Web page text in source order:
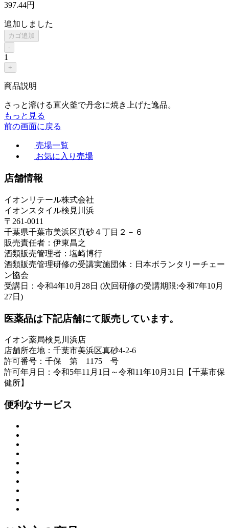
397.44円
追加しました
カゴ追加
-
1
+
商品説明
さっと溶ける直火釜で丹念に焼き上げた逸品。
もっと見る
前の画面に戻る
売場一覧
お気に入り売場
店舗情報
イオンリテール株式会社
イオンスタイル検見川浜
〒261-0011
千葉県千葉市美浜区真砂４丁目２－６
販売責任者：伊東昌之
酒類販売管理者：塩崎博行
酒類販売管理研修の受講実施団体：日本ボランタリーチェー
ン協会
受講日：令和4年10月28日 (次回研修の受講期限:令和7年10月
27日)
医薬品は下記店舗にて販売しています。
イオン薬局検見川浜店
店舗所在地：千葉市美浜区真砂4-2-6
許可番号：千保 第 1175 号
許可年月日：令和5年11月1日～令和11年10月31日【千葉市保
健所】
便利なサービス